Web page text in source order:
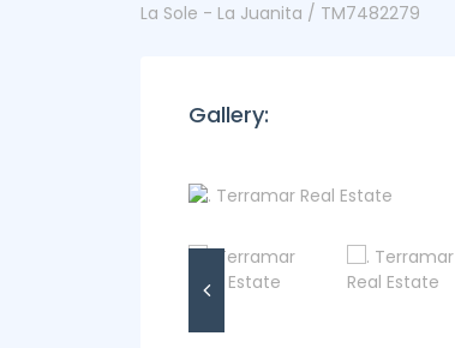
La Sole - La Juanita / TM7482279
Gallery: